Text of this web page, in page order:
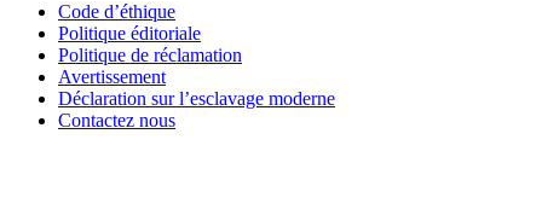
Code d’éthique
Politique éditoriale
Politique de réclamation
Avertissement
Déclaration sur l’esclavage moderne
Contactez nous